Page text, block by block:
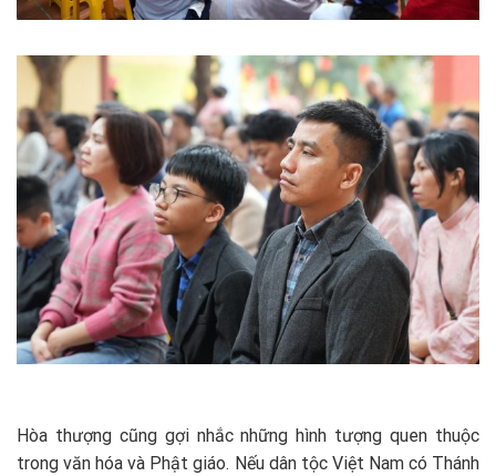
Hòa thượng cũng gợi nhắc những hình tượng quen thuộc
trong văn hóa và Phật giáo. Nếu dân tộc Việt Nam có Thánh